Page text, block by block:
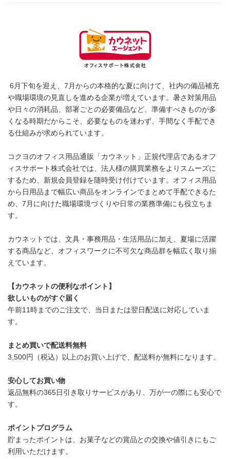
6月下旬を迎え、7月からの本格的な夏に向けて、社内の備品補充
や職場環境の見直しを進める企業が増えています。暑さ対策用品
や日々の消耗品、部署ごとの必要備品など、準備すべきものが多
くなる時期だからこそ、必要なものを迷わず、手間なく手配でき
る仕組みが求められています。
コクヨのオフィス用品通販「カウネット」正規代理店であるオフ
ィスサポート株式会社では、法人様の購買業務をよりスムーズに
するため、新規会員登録を随時受け付けています。オフィス用品
から日用品まで幅広い商品をオンラインでまとめて手配できるた
め、7月に向けた職場環境づくりや日常の業務準備にも役立ちま
す。
カウネットでは、文具・事務用品・生活用品に加え、夏場に活躍
する商品など、オフィスワークに不可欠な商品群を幅広く取り揃
えています。
【カウネットの便利なポイント】
欲しいものがすぐ届く
午前11時までのご注文で、当日または翌日配送に対応していま
す。
まとめ買いで配送料無料
3,500円（税込）以上のお買い上げで、配送料が無料になります。
安心してお買い物
返品無料の365日引き取りサービスがあり、万が一の際にも安心で
す。
ポイントプログラム
貯まったポイントは、お菓子などの賞品との交換や値引きにもご
利用いただけます。